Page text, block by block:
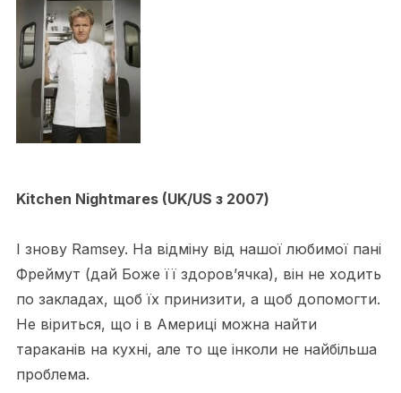
Kitchen Nightmares (UK/US з 2007)
І знову Ramsey. На відміну від нашої любимої пані
Фреймут (дай Боже її здоров’ячка), він не ходить
по закладах, щоб їх принизити, а щоб допомогти.
Не віриться, що і в Америці можна найти
тараканів на кухні, але то ще інколи не найбільша
проблема.